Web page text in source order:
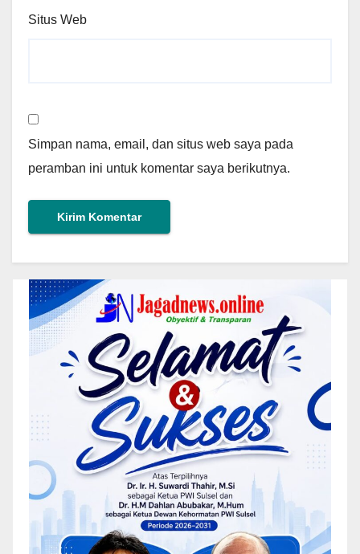
Situs Web
Simpan nama, email, dan situs web saya pada
peramban ini untuk komentar saya berikutnya.